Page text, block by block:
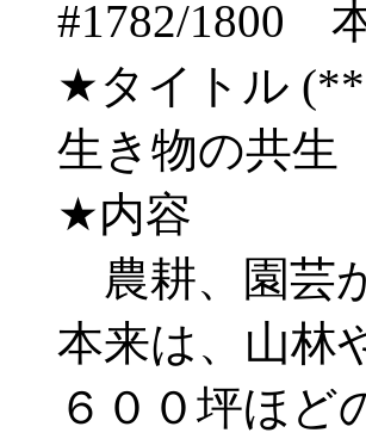
#1782/1800
★タイトル
生き物の共
★内容
農耕、園芸
本来は、山林
６００坪ほど